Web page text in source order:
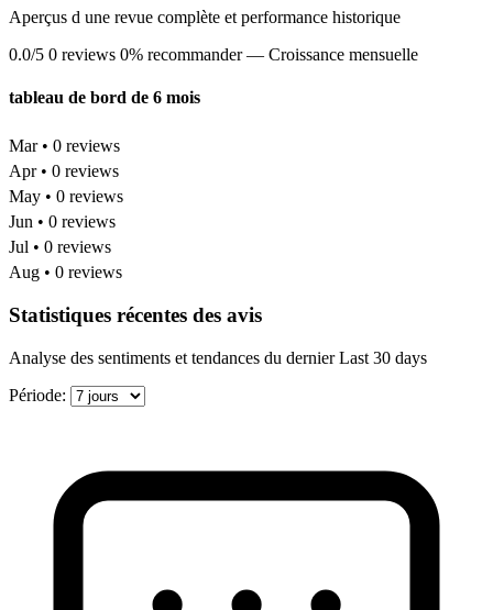
Aperçus d une revue complète et performance historique
0.0/5 0 reviews 0% recommander — Croissance mensuelle
tableau de bord de 6 mois
Mar • 0 reviews
Apr • 0 reviews
May • 0 reviews
Jun • 0 reviews
Jul • 0 reviews
Aug • 0 reviews
Statistiques récentes des avis
Analyse des sentiments et tendances du dernier Last 30 days
Période: